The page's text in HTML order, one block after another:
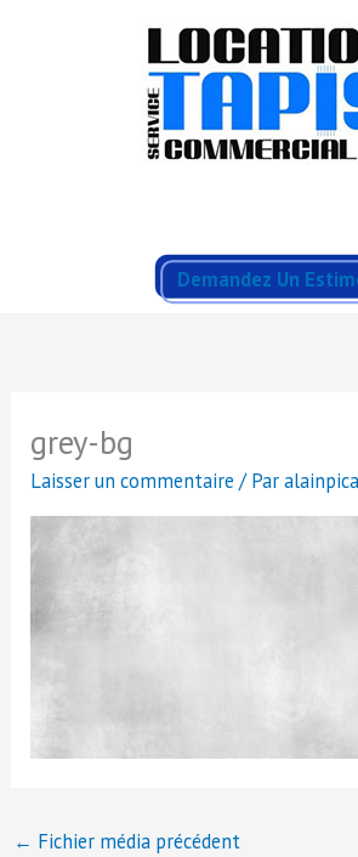
Demandez Un
grey-bg
Laisser un commentaire / Par
← Fichier média précédent